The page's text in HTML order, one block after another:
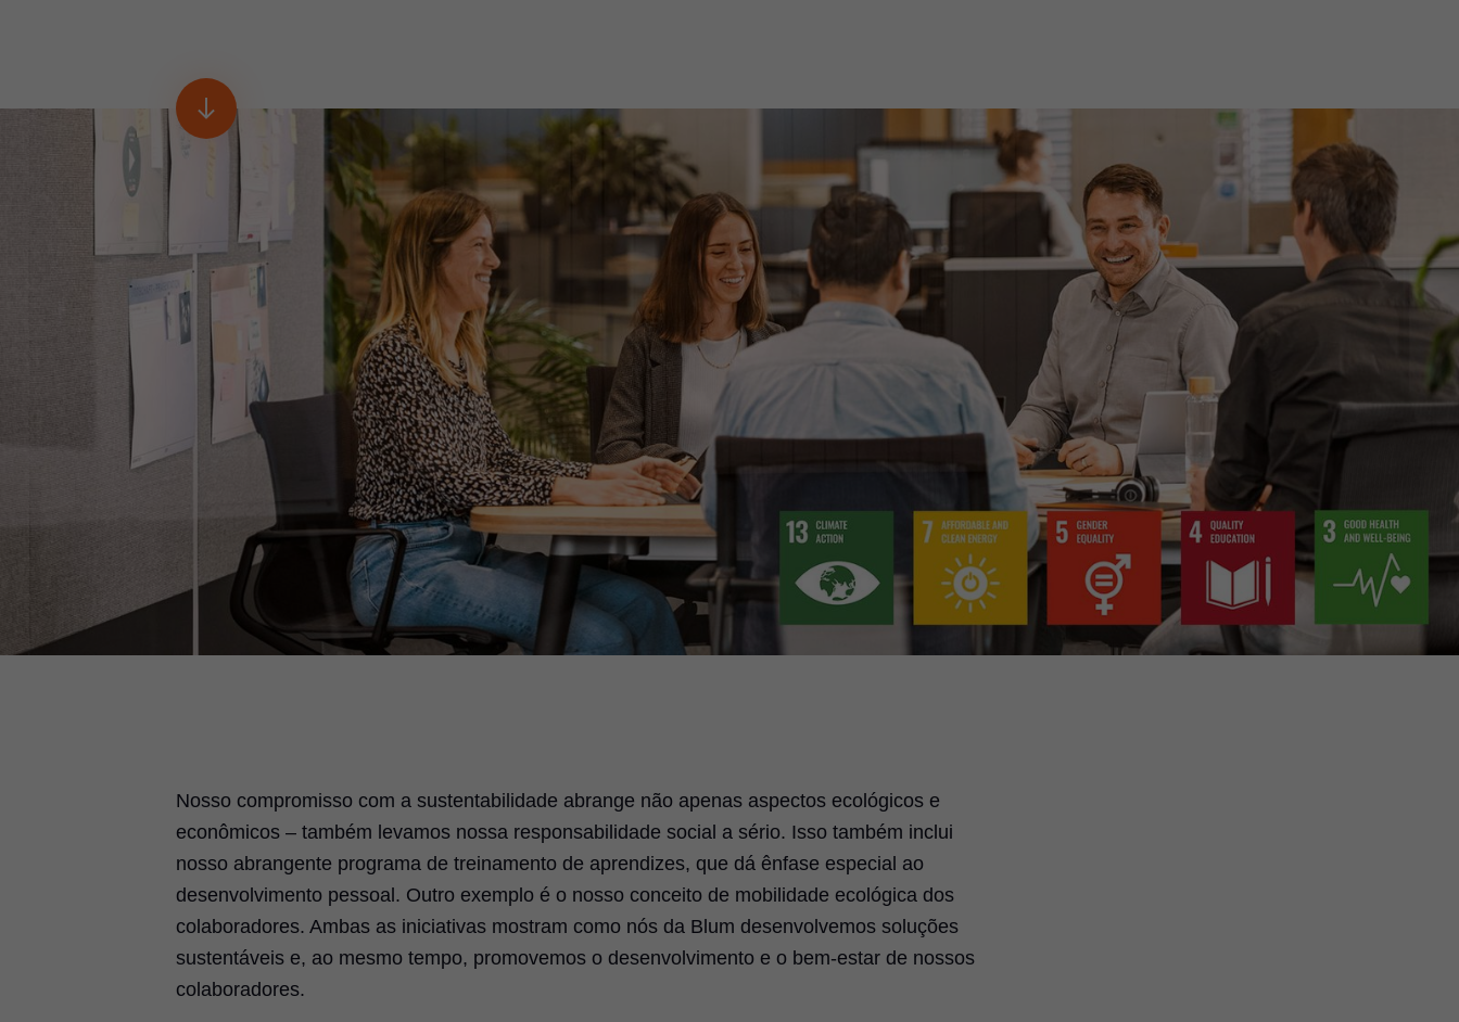
Nosso compromisso com a sustentabilidade abrange não apenas aspectos ecológicos e
econômicos – também levamos nossa responsabilidade social a sério. Isso também inclui
nosso abrangente programa de treinamento de aprendizes, que dá ênfase especial ao
desenvolvimento pessoal. Outro exemplo é o nosso conceito de mobilidade ecológica dos
colaboradores. Ambas as iniciativas mostram como nós da Blum desenvolvemos soluções
sustentáveis e, ao mesmo tempo, promovemos o desenvolvimento e o bem-estar de nossos
colaboradores.